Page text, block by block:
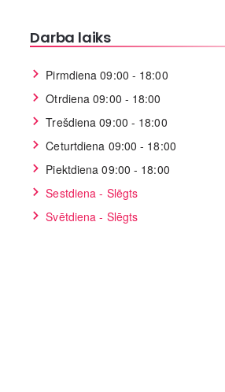
Darba laiks
Pirmdiena 09:00 - 18:00
Otrdiena 09:00 - 18:00
Trešdiena 09:00 - 18:00
Ceturtdiena 09:00 - 18:00
Piektdiena 09:00 - 18:00
Sestdiena - Slēgts
Svētdiena - Slēgts